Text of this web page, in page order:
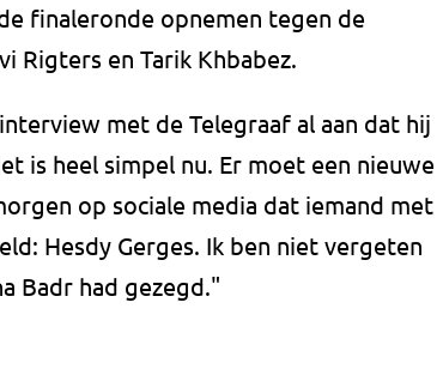
finaleronde opnemen tegen de
Rigters en Tarik Khbabez.
met de Telegraaf al aan dat hij
is heel simpel nu. Er moet een nieuwe
op sociale media dat iemand met
Hesdy Gerges. Ik ben niet vergeten
Badr had gezegd."